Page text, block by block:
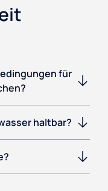
für
haltbar?